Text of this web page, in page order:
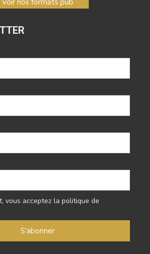
vous acceptez la politique de